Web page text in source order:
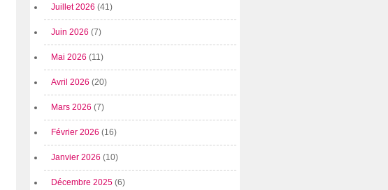
Juillet 2026 (41)
Juin 2026 (7)
Mai 2026 (11)
Avril 2026 (20)
Mars 2026 (7)
Février 2026 (16)
Janvier 2026 (10)
Décembre 2025 (6)